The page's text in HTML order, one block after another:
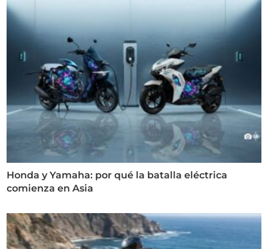
Honda y Yamaha: por qué la batalla eléctrica
comienza en Asia